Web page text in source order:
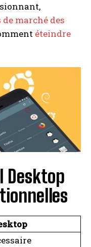
marché des
éteindre
Desktop